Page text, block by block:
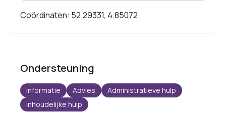
Coördinaten: 52.29331, 4.85072
Ondersteuning
Informatie Advies
Administratieve hulp
Inhoudelijke hulp